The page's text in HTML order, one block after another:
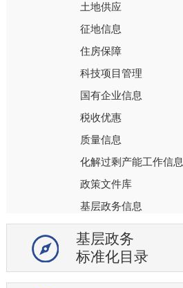
土地供应
征地信息
住房保障
科技项目管理
国有企业信息
税收优惠
质量信息
化解过剩产能工作信息
政策文件库
基层政务信息
镇街道信息公开目录
部门信息公开目录
基层政务
标准化目录